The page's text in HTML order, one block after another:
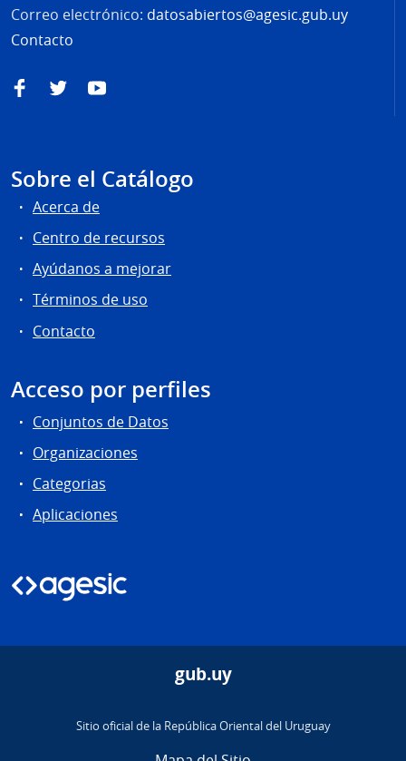
Correo electrónico: datosabiertos@agesic.gub.uy
Contacto
FacebookTwitterYouTube
Sobre el Catálogo
Acerca de
Centro de recursos
Ayúdanos a mejorar
Términos de uso
Contacto
Acceso por perfiles
Conjuntos de Datos
Organizaciones
Categorias
Aplicaciones
gub.uy
Sitio oficial de la República Oriental del Uruguay